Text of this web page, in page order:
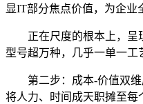
显IT部分焦点价值，为企业
正在尺度的根本上，呈
型号超万种，几乎一单一工
第二步：成本-价值双维
将人力、时间成天职摊至每